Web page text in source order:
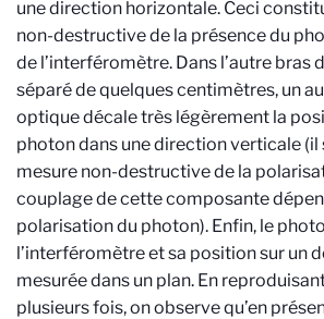
une direction horizontale. Ceci
non-destructive de la présence du
de l’interféromètre. Dans l’autre bras
séparé de quelques centimètres, un
optique décale très légèrement la
photon dans une direction verticale (il
mesure non-destructive de la
couplage de cette composante
polarisation du photon). Enfin, le
l’interféromètre et sa position sur un
mesurée dans un plan. En
plusieurs fois, on observe qu’en